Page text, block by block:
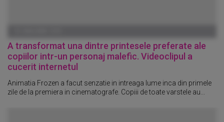
A transformat una dintre printesele preferate ale
copiilor intr-un personaj malefic. Videoclipul a
cucerit internetul
Animatia Frozen a facut senzatie in intreaga lume inca din primele
zile de la premiera in cinematografe. Copiii de toate varstele au...